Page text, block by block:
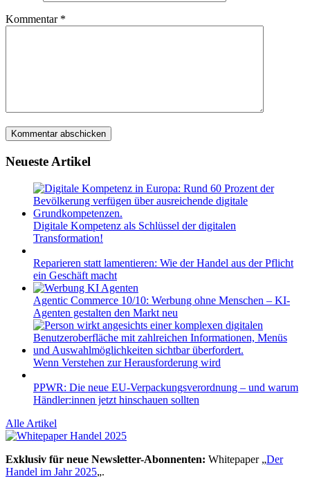
Kommentar *
Neueste Artikel
Digitale Kompetenz als Schlüssel der digitalen
Transformation!
Reparieren statt lamentieren: Wie der Handel aus der Pflicht
ein Geschäft macht
Agentic Commerce 10/10: Werbung ohne Menschen – KI-
Agenten gestalten den Markt neu
Wenn Verstehen zur Herausforderung wird
PPWR: Die neue EU-Verpackungsverordnung – und warum
Händler:innen jetzt hinschauen sollten
Alle Artikel
Exklusiv für neue Newsletter-Abonnenten: Whitepaper „Der
Handel im Jahr 2025„.